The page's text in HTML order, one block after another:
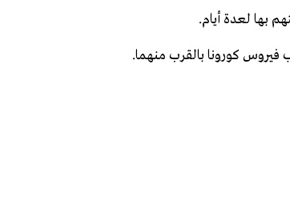
بها لعدة أيام.
فيروس كورونا بالقرب منهما.